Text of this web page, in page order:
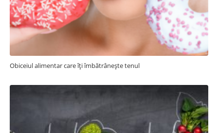
Obiceiul alimentar care îți îmbătrânește tenul